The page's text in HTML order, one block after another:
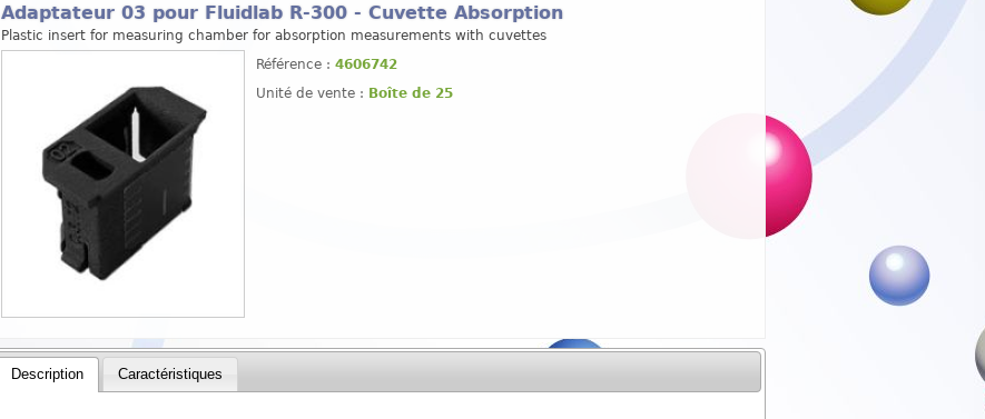
Adaptateur 03 pour Fluidlab R-300 - Cuvette Absorption
Plastic insert for measuring chamber for absorption measurements with cuvettes
Référence : 4606742
Unité de vente : Boîte de 25
Description Caractéristiques